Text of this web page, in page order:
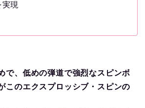
実現
で、低めの弾道で強烈なスピンボ
このエクスプロッシブ・スピンの